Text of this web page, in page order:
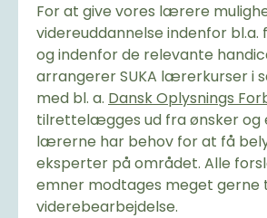
For at give vores lærere
videreuddannelse indenfor
og indenfor de relevante
arrangerer SUKA lærerkurser i
med bl. a. Dansk Oplysnings
tilrettelægges ud fra ønsker og
lærerne har behov for at få
eksperter på området. Alle
emner modtages meget gerne
viderebearbejdelse.